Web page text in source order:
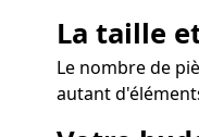
La taille
Le nombre de
autant